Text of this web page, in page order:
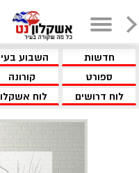
חדשות השבוע
ספורט
קורונה
לוח דרושים
לוח